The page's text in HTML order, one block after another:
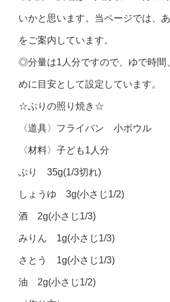
いかと思います。当ページでは、
をご案内しています。
◎分量は1人分ですので、ゆで時間
めに目安として設定しています。
☆ぶりの照り焼き☆
〈道具〉フライパン 小ボウル
〈材料〉子ども1人分
ぶり 35g(1/3切れ)
しょうゆ 3g(小さじ1/2)
酒 2g(小さじ1/3)
みりん 1g(小さじ1/3)
さとう 1g(小さじ1/3)
油 2g(小さじ1/2)